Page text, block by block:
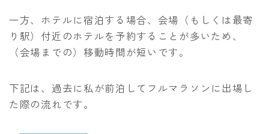
一方、ホテルに宿泊する場合、会場（もしくは最寄
り駅）付近のホテルを予約することが多いため、
（会場までの）移動時間が短いです。
下記は、過去に私が前泊してフルマラソンに出場し
た際の流れです。